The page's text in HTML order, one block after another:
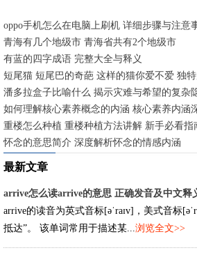
oppo手机怎么在电脑上刷机 详细步骤与注意
青海有几个地级市 青海省共有2个地级市
有蓝的四字成语 完整大全与释义
短尾猫 短尾巴的奇葩 这样的猫你爱不爱 独特
潘多拉盒子比喻什么 揭示灾难与希望的复杂
如何理解核心素养概念的内涵 核心素养内涵
重楼怎么种植 重楼种植方法讲解 新手必看指
怀念的意思简介 深度解析怀念的情感内涵
最新文章
arrive怎么读arrive的意思 正确发音及中文释
arrive的读音为英式音标[əˈraɪv]，美式音标
抵达”。 该单词常用于描述某... 浏览全文>>